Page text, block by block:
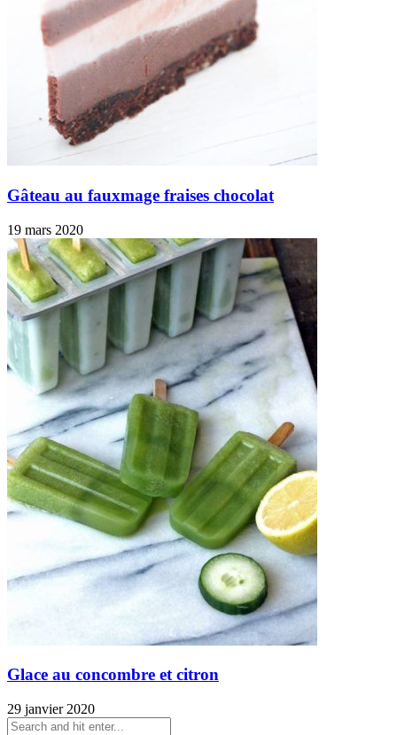
Gâteau au fauxmage fraises chocolat
19 mars 2020
Glace au concombre et citron
29 janvier 2020